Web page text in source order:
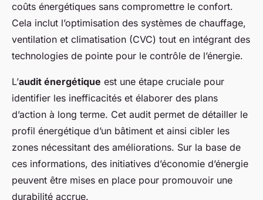
coûts énergétiques sans compromettre le confort.
Cela inclut l’optimisation des systèmes de chauffage,
ventilation et climatisation (CVC) tout en intégrant des
technologies de pointe pour le contrôle de l’énergie.
L’audit énergétique est une étape cruciale pour
identifier les inefficacités et élaborer des plans
d’action à long terme. Cet audit permet de détailler le
profil énergétique d’un bâtiment et ainsi cibler les
zones nécessitant des améliorations. Sur la base de
ces informations, des initiatives d’économie d’énergie
peuvent être mises en place pour promouvoir une
durabilité accrue.